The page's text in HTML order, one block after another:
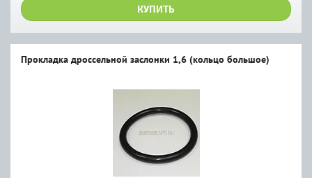
КУПИТЬ
Прокладка дроссельной заслонки 1,6 (кольцо большое)